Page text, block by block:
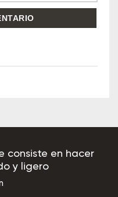
consiste en hacer
y ligero